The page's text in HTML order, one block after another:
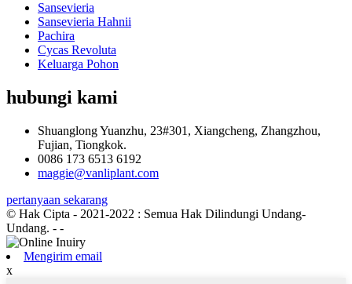
Sansevieria
Sansevieria Hahnii
Pachira
Cycas Revoluta
Keluarga Pohon
hubungi kami
Shuanglong Yuanzhu, 23#301, Xiangcheng, Zhangzhou,
Fujian, Tiongkok.
0086 173 6513 6192
maggie@vanliplant.com
pertanyaan sekarang
© Hak Cipta - 2021-2022 : Semua Hak Dilindungi Undang-
Undang. - -
Mengirim email
x